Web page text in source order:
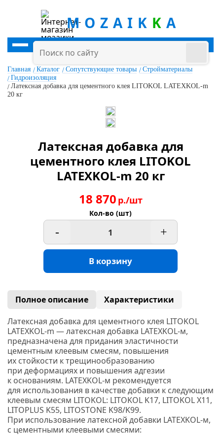
MOZAIK K A
Главная Каталог Сопутствующие товары
Стройматериалы
Гидроизоляция
Латексная добавка для цементного клея LITOKOL LATEXKOL-m
20 кг
Латексная добавка для
цементного клея LITOKOL
LATEXKOL-m 20 кг
18 870 р./шт
Кол-во (шт)
- +
В корзину
Полное описание
Характеристики
Латексная добавка для цементного клея LITOKOL
LATEXKOL-m — латексная добавка LATEXKOL-м,
предназначена для придания эластичности
цементным клеевым смесям, повышения
их стойкости к трещинообразованию
при деформациях и повышения адгезии
к основаниям. LATEXKOL-м рекомендуется
для использования в качестве добавки к следующим
клеевым смеcям LITOKOL: LITOKOL K17, LITOKOL X11,
LITOPLUS K55, LITOSTONE K98/K99.
При использование латексной добавки LATEXKOL-м,
с цементными клеевыми смесями: